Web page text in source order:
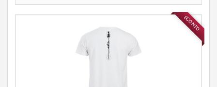
SCONTO
ABBIGLIAMENTO